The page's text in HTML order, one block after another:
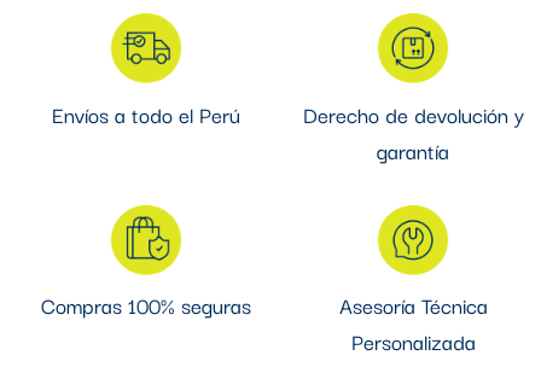
Bisal de Metal Cromado
Características Principales
Pulsador No Luminoso de 22mm
Grado de Protección IP20
Material del Bisal: Metal Cromado
Tipo de Operación con Retorno de Resorte
Aplicaciones en Sistemas de
Envíos a todo el Perú
Derecho de devolución y
garantía
Compras 100% seguras
Asesoría Técnica
Personalizada